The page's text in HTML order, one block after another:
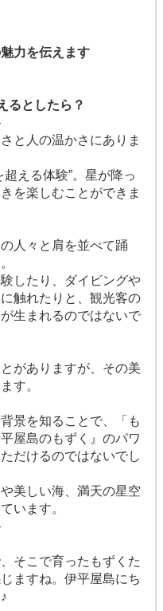
力を伝えます
るとしたら？
と人の温かさにありま
える体験”。星が降っ
を楽しむことができま
人々と肩を並べて踊
したり、ダイビングや
触れたりと、観光客の
生まれるのではないで
がありますが、その美
す。
景を知ることで、「も
屋島のもずく』のパワ
だけるのではないでし
美しい海、満天の星空
います。
そこで育ったもずくた
ますね。伊平屋島にち